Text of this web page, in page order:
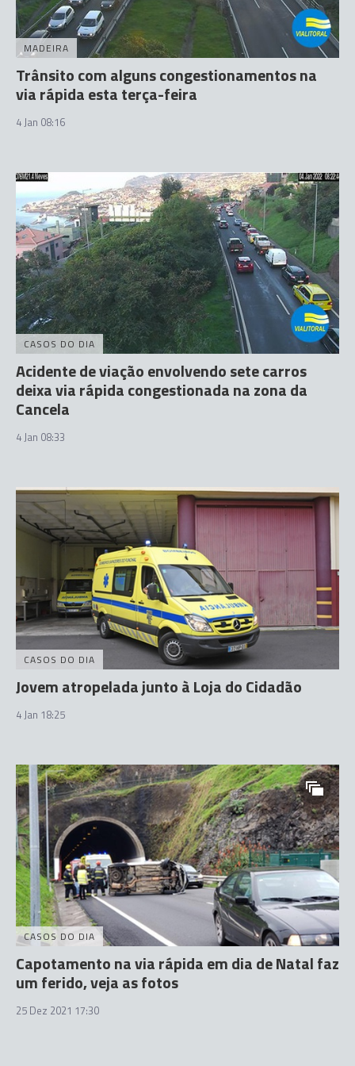
MADEIRA
Trânsito com alguns congestionamentos na
via rápida esta terça-feira
4 Jan 08:16
CASOS DO DIA
Acidente de viação envolvendo sete carros
deixa via rápida congestionada na zona da
Cancela
4 Jan 08:33
CASOS DO DIA
Jovem atropelada junto à Loja do Cidadão
4 Jan 18:25
CASOS DO DIA
Capotamento na via rápida em dia de Natal faz
um ferido, veja as fotos
25 Dez 2021 17:30